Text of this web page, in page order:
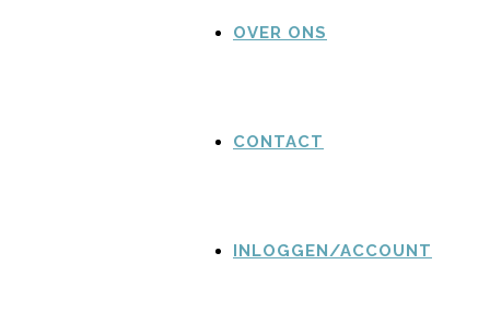
OVER ONS
CONTACT
INLOGGEN/ACCOUNT